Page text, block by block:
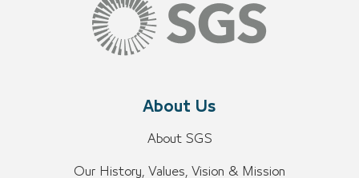
About Us
About SGS
Our History, Values, Vision & Mission